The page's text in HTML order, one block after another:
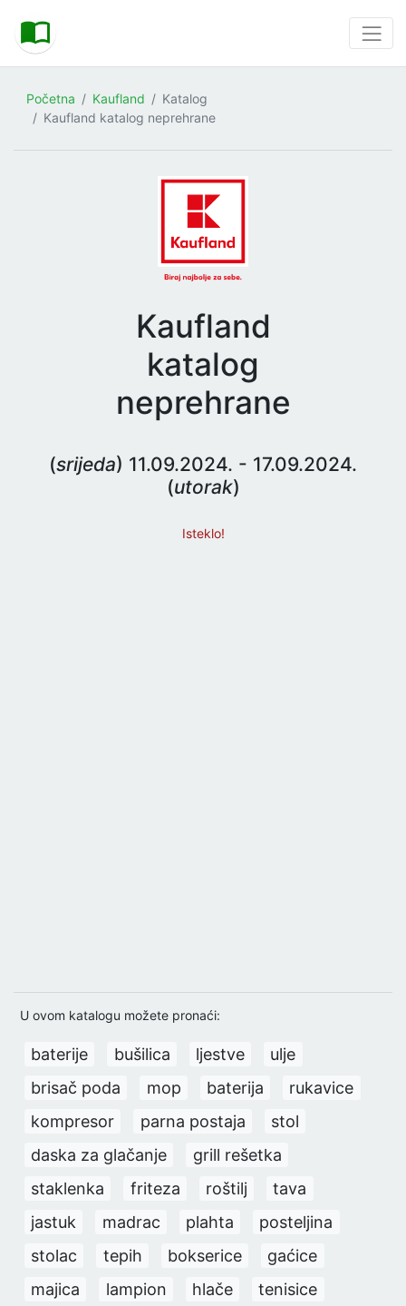
Početna Kaufland
Katalog
Kaufland katalog neprehrane
Kaufland
katalog
neprehrane
(srijeda) 11.09.2024. - 17.09.2024.
(utorak)
Isteklo!
U ovom katalogu možete pronaći:
baterije bušilica ljestve
ulje
brisač poda
mop baterija
rukavice
kompresor
parna postaja
stol
daska za glačanje
grill rešetka
staklenka
friteza roštilj
tava
jastuk
madrac plahta
posteljina
stolac
tepih bokserice
gaćice
majica
lampion hlače
tenisice